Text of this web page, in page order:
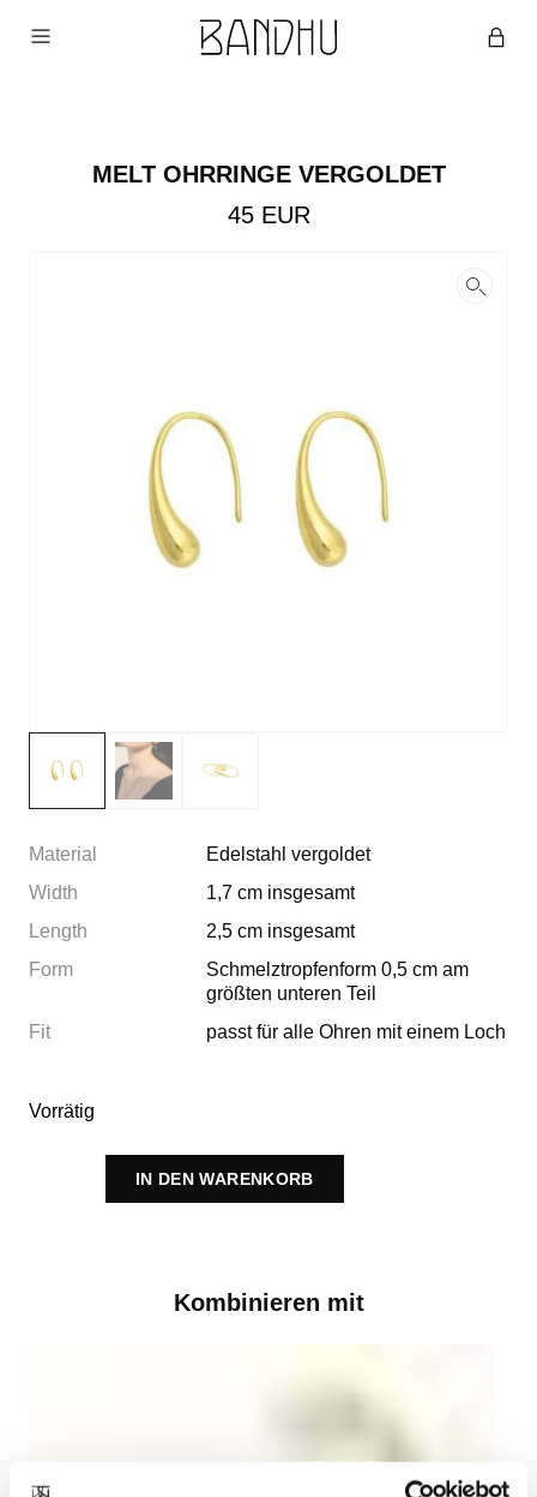
MELT OHRRINGE VERGOLDET
45EUR
Material
Edelstahl vergoldet
Width
1,7 cm insgesamt
Length
2,5 cm insgesamt
Form
Schmelztropfenform 0,5 cm am
größten unteren Teil
Fit
passt für alle Ohren mit einem Loch
Vorrätig
IN DEN WARENKORB
Kombinieren mit